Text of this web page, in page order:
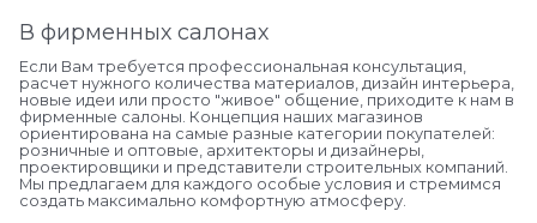
В фирменных салонах
Если Вам требуется профессиональная консультация,
расчет нужного количества материалов, дизайн интерьера,
новые идеи или просто "живое" общение, приходите к нам в
фирменные салоны. Концепция наших магазинов
ориентирована на самые разные категории покупателей:
розничные и оптовые, архитекторы и дизайнеры,
проектировщики и представители строительных компаний.
Мы предлагаем для каждого особые условия и стремимся
создать максимально комфортную атмосферу.